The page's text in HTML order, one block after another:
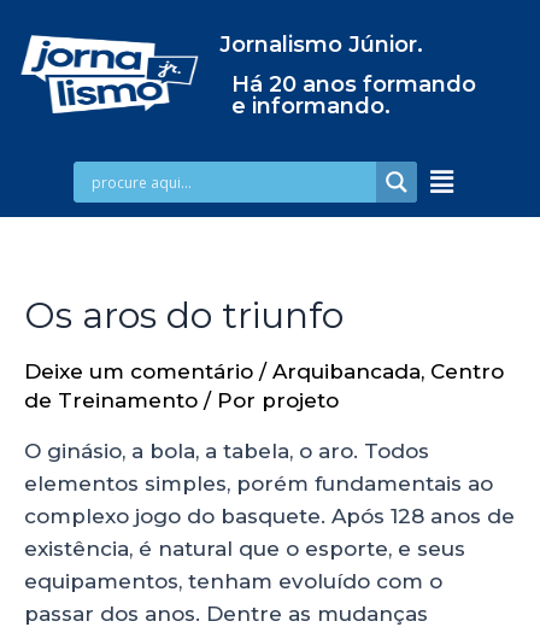
Jornalismo Júnior.
Há 20 anos formando
e informando.
Os aros do triunfo
Deixe um comentário / Arquibancada, Centro
de Treinamento / Por projeto
O ginásio, a bola, a tabela, o aro. Todos
elementos simples, porém fundamentais ao
complexo jogo do basquete. Após 128 anos de
existência, é natural que o esporte, e seus
equipamentos, tenham evoluído com o
passar dos anos. Dentre as mudanças